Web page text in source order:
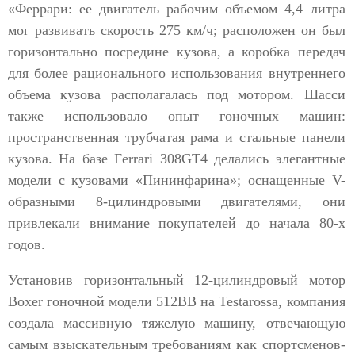
«Феррари: ее двигатель рабочим объемом 4,4 литра
мог развивать скорость 275 км/ч; расположен он был
горизонтально посредине кузова, а коробка передач
для более рационального использования внутреннего
объема кузова располагалась под мотором. Шасси
также использовало опыт гоночных машин:
пространственная трубчатая рама и стальные панели
кузова. На базе Ferrari 308GT4 делались элегантные
модели с кузовами «Пининфарина»; оснащенные V-
образными 8-цилиндровыми двигателями, они
привлекали внимание покупателей до начала 80-х
годов.
Установив горизонтальный 12-цилиндровый мотор
Boxer гоночной модели 512BB на Testarossa, компания
создала массивную тяжелую машину, отвечающую
самым взыскательным требованиям как спортсменов-